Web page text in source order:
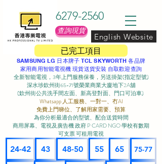
已完工項目
6279-2560
查詢現貨
English Website
SAMSUNG LG 日本牌子 TCL SKYWORTH 各品牌
家用商用智能電視機 現貨送貨安裝 自取歡迎查詢
全新智能電視，3年上門服務保養，另送掛架(指定型號)
深水埗欽州街65-71號榮業商業大廈地下2A舖
(欽州街公共洗手間左面、新高登對面、門口可泊車) ​
Whatsapp 人工服務、一對一、冇AI
免費上門睇位、了解用家需要、預算
為你分析最適合的型號、配合送貨時間
商用屏幕、電視及廣告機 政府 P CARD NGO 學校有數期
可支票 可租用電視
24-42 43 48-50 55 65 75-77